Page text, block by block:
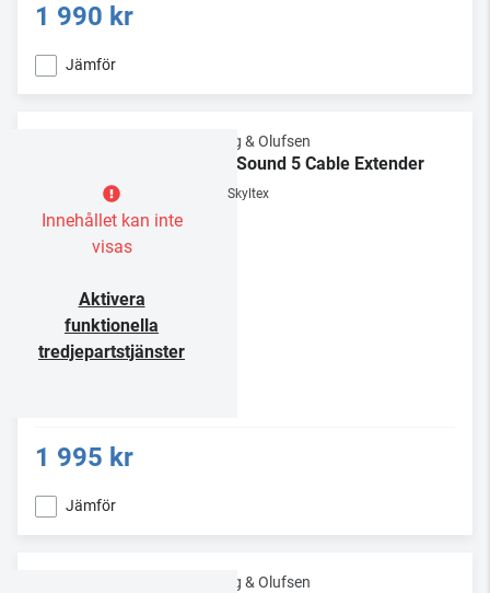
1 990 kr
Jämför
Innehållet kan inte
visas
Aktivera
funktionella
tredjepartstjänster
Bang & Olufsen
BeoSound 5 Cable Extender
Skyltex
1 995 kr
Jämför
Bang & Olufsen